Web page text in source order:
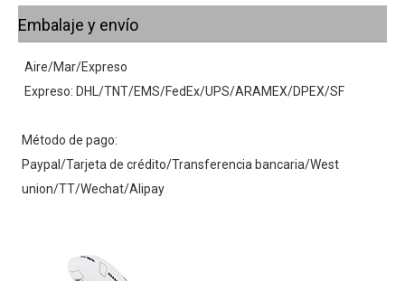
Embalaje y envío
Aire/Mar/Expreso
Expreso: DHL/TNT/EMS/FedEx/UPS/ARAMEX/DPEX/SF
Método de pago:
Paypal/Tarjeta de crédito/Transferencia bancaria/West
union/TT/Wechat/Alipay